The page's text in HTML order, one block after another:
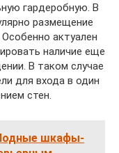
гардеробную. В
размещение
актуален
наличие еще
В таком случае
для входа в один
стен.
шкафы-